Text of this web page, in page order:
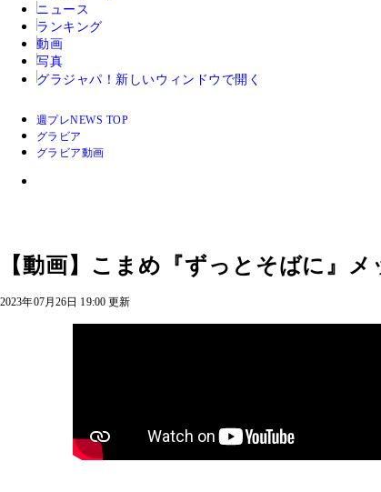
ニュース
ランキング
動画
写真
グラジャパ！ 新しいウィンドウで開く
週プレNEWS TOP
グラビア
グラビア動画
【動画】こまめ『ずっとそばに』メ
2023年07月26日 19:00 更新